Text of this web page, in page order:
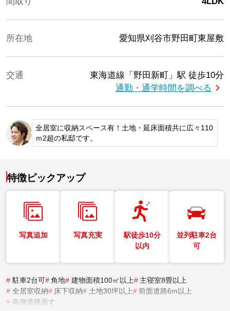
所在地 愛知県刈谷市野田町東屋敷
交通 東海道線「野田新町」駅 徒歩10分
通勤・通学時間を調べる
全居室に収納スペース有！土地・延床面積共に広々110
ｍ2超の私邸です。
特徴ピックアップ
写真追加 写真充実
駅徒歩10分
以内
並列駐車2台
可
# 駐車2台可# 角地# 建物面積100㎡以上# 主寝室8畳以上
# 全居室収納# 床下収納# 土地30坪以上# 前面道路6m以上
# 南側道路面す